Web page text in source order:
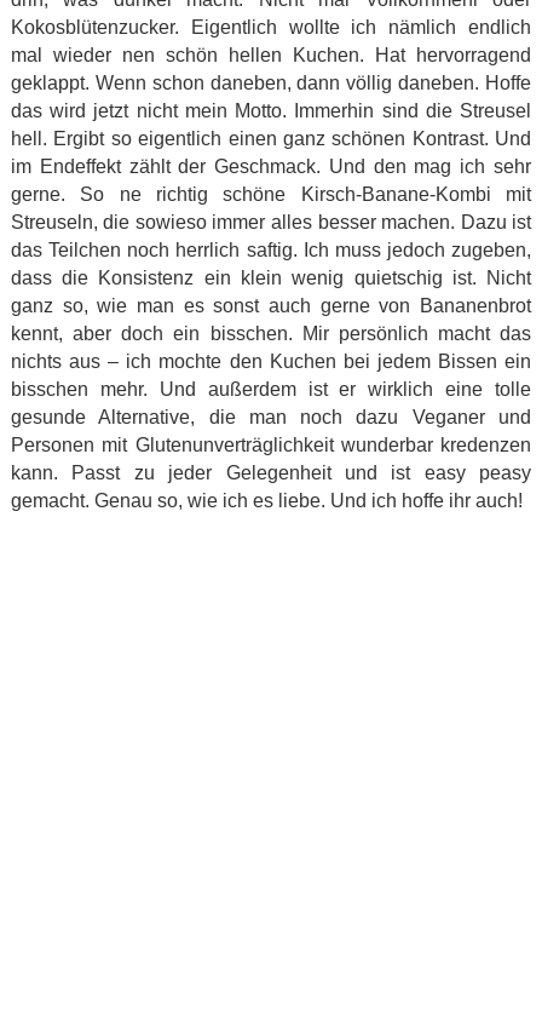
Kokosblütenzucker. Eigentlich wollte ich nämlich endlich
mal wieder nen schön hellen Kuchen. Hat hervorragend
geklappt. Wenn schon daneben, dann völlig daneben. Hoffe
das wird jetzt nicht mein Motto. Immerhin sind die Streusel
hell. Ergibt so eigentlich einen ganz schönen Kontrast. Und
im Endeffekt zählt der Geschmack. Und den mag ich sehr
gerne. So ne richtig schöne Kirsch-Banane-Kombi mit
Streuseln, die sowieso immer alles besser machen. Dazu ist
das Teilchen noch herrlich saftig. Ich muss jedoch zugeben,
dass die Konsistenz ein klein wenig quietschig ist. Nicht
ganz so, wie man es sonst auch gerne von Bananenbrot
kennt, aber doch ein bisschen. Mir persönlich macht das
nichts aus – ich mochte den Kuchen bei jedem Bissen ein
bisschen mehr. Und außerdem ist er wirklich eine tolle
gesunde Alternative, die man noch dazu Veganer und
Personen mit Glutenunverträglichkeit wunderbar kredenzen
kann. Passt zu jeder Gelegenheit und ist easy peasy
gemacht. Genau so, wie ich es liebe. Und ich hoffe ihr auch!